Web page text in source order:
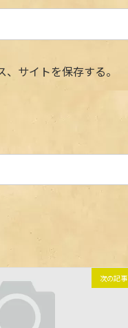
サイトを保存する。
次の記事